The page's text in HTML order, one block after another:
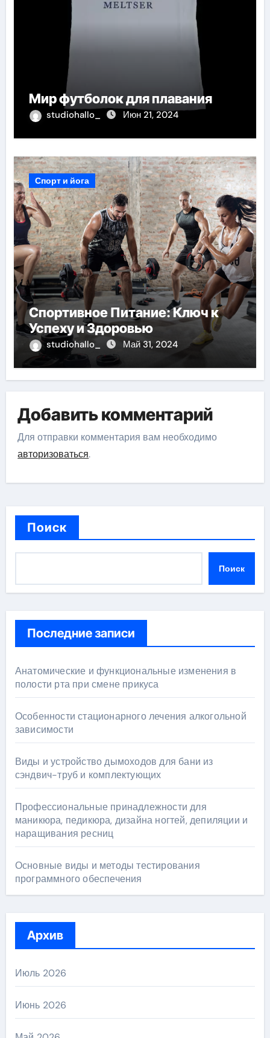
Мир футболок для плавания
studiohallo_ Июн 21, 2024
Спорт и йога
Спортивное Питание: Ключ к
Успеху и Здоровью
studiohallo_ Май 31, 2024
Добавить комментарий
Для отправки комментария вам необходимо
авторизоваться.
Поиск
Поиск
Последние записи
Анатомические и функциональные изменения в
полости рта при смене прикуса
Особенности стационарного лечения алкогольной
зависимости
Виды и устройство дымоходов для бани из
сэндвич-труб и комплектующих
Профессиональные принадлежности для
маникюра, педикюра, дизайна ногтей, депиляции и
наращивания ресниц
Основные виды и методы тестирования
программного обеспечения
Архив
Июль 2026
Июнь 2026